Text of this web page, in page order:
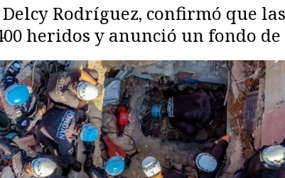
Rodríguez, confirmó que
heridos y anunció un fondo